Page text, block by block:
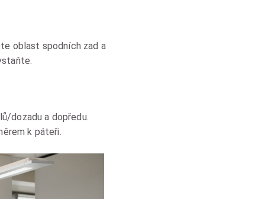
oblast spodních zad a
dozadu a dopředu.
k páteři.